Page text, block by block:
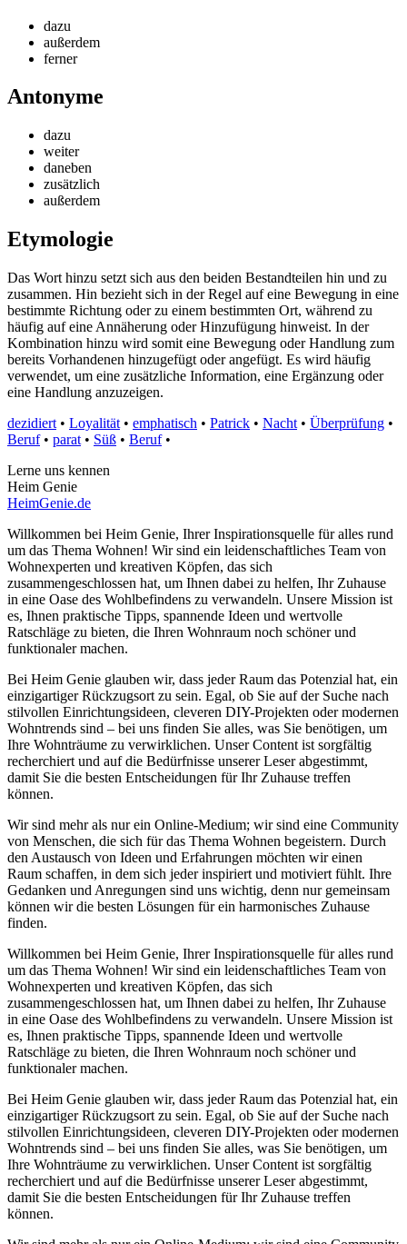
dazu
außerdem
ferner
Antonyme
dazu
weiter
daneben
zusätzlich
außerdem
Etymologie
Das Wort hinzu setzt sich aus den beiden Bestandteilen hin und zu
zusammen. Hin bezieht sich in der Regel auf eine Bewegung in eine
bestimmte Richtung oder zu einem bestimmten Ort, während zu
häufig auf eine Annäherung oder Hinzufügung hinweist. In der
Kombination hinzu wird somit eine Bewegung oder Handlung zum
bereits Vorhandenen hinzugefügt oder angefügt. Es wird häufig
verwendet, um eine zusätzliche Information, eine Ergänzung oder
eine Handlung anzuzeigen.
dezidiert • Loyalität • emphatisch • Patrick • Nacht • Überprüfung •
Beruf• parat • Süß • Beruf•
Lerne uns kennen
Heim Genie
HeimGenie.de
Willkommen bei Heim Genie, Ihrer Inspirationsquelle für alles rund
um das Thema Wohnen! Wir sind ein leidenschaftliches Team von
Wohnexperten und kreativen Köpfen, das sich
zusammengeschlossen hat, um Ihnen dabei zu helfen, Ihr Zuhause
in eine Oase des Wohlbefindens zu verwandeln. Unsere Mission ist
es, Ihnen praktische Tipps, spannende Ideen und wertvolle
Ratschläge zu bieten, die Ihren Wohnraum noch schöner und
funktionaler machen.
Bei Heim Genie glauben wir, dass jeder Raum das Potenzial hat, ein
einzigartiger Rückzugsort zu sein. Egal, ob Sie auf der Suche nach
stilvollen Einrichtungsideen, cleveren DIY-Projekten oder modernen
Wohntrends sind – bei uns finden Sie alles, was Sie benötigen, um
Ihre Wohnträume zu verwirklichen. Unser Content ist sorgfältig
recherchiert und auf die Bedürfnisse unserer Leser abgestimmt,
damit Sie die besten Entscheidungen für Ihr Zuhause treffen
können.
Wir sind mehr als nur ein Online-Medium; wir sind eine Community
von Menschen, die sich für das Thema Wohnen begeistern. Durch
den Austausch von Ideen und Erfahrungen möchten wir einen
Raum schaffen, in dem sich jeder inspiriert und motiviert fühlt. Ihre
Gedanken und Anregungen sind uns wichtig, denn nur gemeinsam
können wir die besten Lösungen für ein harmonisches Zuhause
finden.
Willkommen bei Heim Genie, Ihrer Inspirationsquelle für alles rund
um das Thema Wohnen! Wir sind ein leidenschaftliches Team von
Wohnexperten und kreativen Köpfen, das sich
zusammengeschlossen hat, um Ihnen dabei zu helfen, Ihr Zuhause
in eine Oase des Wohlbefindens zu verwandeln. Unsere Mission ist
es, Ihnen praktische Tipps, spannende Ideen und wertvolle
Ratschläge zu bieten, die Ihren Wohnraum noch schöner und
funktionaler machen.
Bei Heim Genie glauben wir, dass jeder Raum das Potenzial hat, ein
einzigartiger Rückzugsort zu sein. Egal, ob Sie auf der Suche nach
stilvollen Einrichtungsideen, cleveren DIY-Projekten oder modernen
Wohntrends sind – bei uns finden Sie alles, was Sie benötigen, um
Ihre Wohnträume zu verwirklichen. Unser Content ist sorgfältig
recherchiert und auf die Bedürfnisse unserer Leser abgestimmt,
damit Sie die besten Entscheidungen für Ihr Zuhause treffen
können.